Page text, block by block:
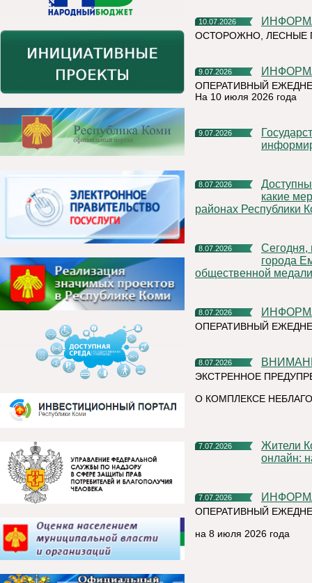
10.07.2026
ОСТОРОЖНО, ЛЕСНЫЕ
9.07.2026
ОПЕРАТИВНЫЙ
На 10 июля 2026 года
9.07.2026
Государственная инспекция труда в Республике Коми
8.07.2026
Доступные микрозаймы и программы для участников СВО:
какие
районах Республики
8.07.2026
Сегодня, в День семьи, любви и верности, в отделе ЗАГС
города
общественной
8.07.2026
ОПЕРАТИВНЫЙ
8.07.2026
ЭКСТРЕННОЕ
О КОМПЛЕКСЕ
7.07.2026
Жители Коми могут подать заявления на зачисление в ВУЗы
онлайн:
7.07.2026
ОПЕРАТИВНЫЙ
на 8 июля 2026 года